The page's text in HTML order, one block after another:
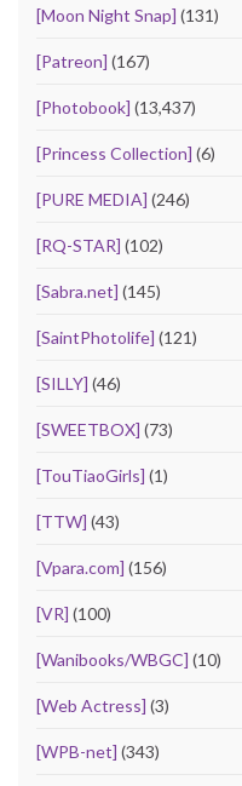
[Moon Night Snap] (131)
[Patreon] (167)
[Photobook] (13,437)
[Princess Collection] (6)
[PURE MEDIA] (246)
[RQ-STAR] (102)
[Sabra.net] (145)
[SaintPhotolife] (121)
[SILLY] (46)
[SWEETBOX] (73)
[TouTiaoGirls] (1)
[TTW] (43)
[Vpara.com] (156)
[VR] (100)
[Wanibooks/WBGC] (10)
[Web Actress] (3)
[WPB-net] (343)